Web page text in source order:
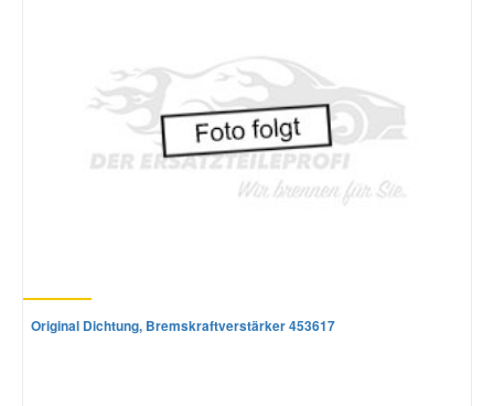
Original Dichtung, Bremskraftverstärker 453617